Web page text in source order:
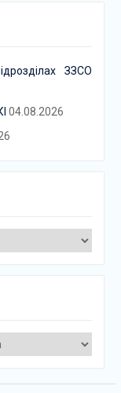
ЗЗСО
04.08.2026